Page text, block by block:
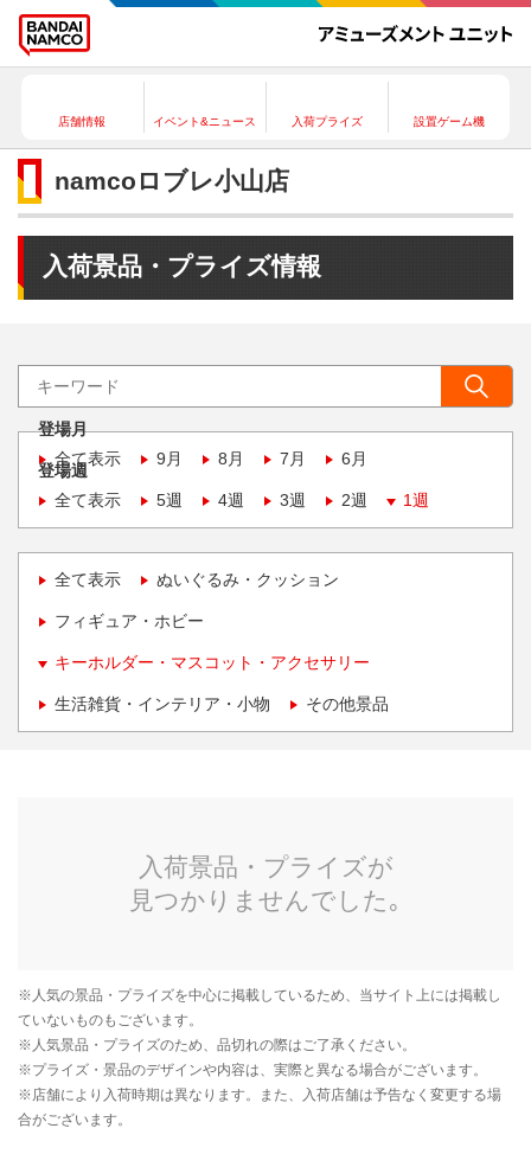
店舗情報 イベント&ニュース 入荷プライズ 設置ゲーム機
namcoロブレ小山店
入荷景品・プライズ情報
登場月
全て表示
9月 8月 7月 6月
登場週
全て表示
5週 4週 3週 2週 1週
全て表示 ぬいぐるみ・クッション
フィギュア・ホビー
キーホルダー・マスコット・アクセサリー
生活雑貨・インテリア・小物 その他景品